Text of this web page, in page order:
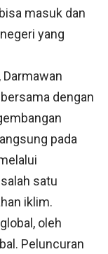
masuk dan
yang
Darmawan
dengan
pada
satu
iklim.
oleh
Peluncuran